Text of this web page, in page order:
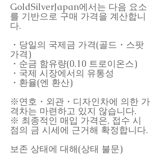
GoldSilverJapan에서는 다음 요소
를 기반으로 구매 가격을 계산합니
다.
・당일의 국제금 가격(골드・스팟
가격)
・순금 함유량(0.10 트로이온스)
・국제 시장에서의 유통성
・환율(엔 환산)
※연호・외관・디자인차에 의한 가
격차는 마련하고 있지 않습니다.
※ 최종적인 매입 가격은, 접수 시
점의 금 시세에 근거해 확정합니다.
보존 상태에 대해(상태 불문)